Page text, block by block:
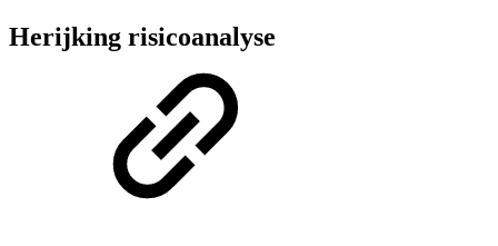
Herijking risicoanalyse